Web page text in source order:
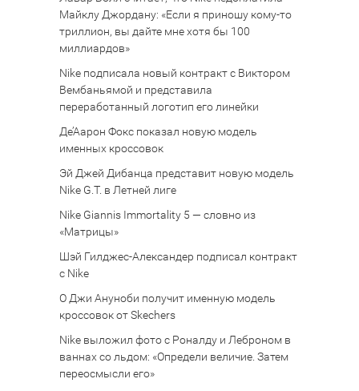
Майклу Джордану: «Если я приношу кому-то
триллион, вы дайте мне хотя бы 100
миллиардов»
Nike подписала новый контракт с Виктором
Вембаньямой и представила
переработанный логотип его линейки
Де’Аарон Фокс показал новую модель
именных кроссовок
Эй Джей Дибанца представит новую модель
Nike G.T. в Летней лиге
Nike Giannis Immortality 5 — словно из
«Матрицы»
Шэй Гилджес-Александер подписал контракт
с Nike
О Джи Ануноби получит именную модель
кроссовок от Skechers
Nike выложил фото с Роналду и Леброном в
ваннах со льдом: «Определи величие. Затем
переосмысли его»